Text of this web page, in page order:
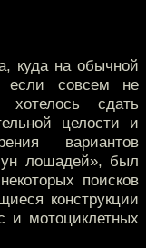
куда на обычной
если совсем не
сдать
целости и
вариантов
лошадей», был
поисков
конструкции
и мотоциклетных